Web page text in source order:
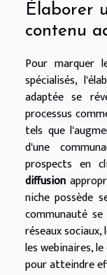
Élaborer
contenu
Pour marquer
spécialisés,
adaptée se
processus
tels que
d'une
prospects en
diffusion
niche possède
communauté
réseaux
les webinaires,
pour atteindre